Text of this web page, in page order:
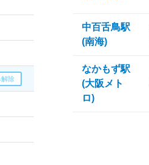
中百舌鳥駅
(南海)
なかもず駅
(大阪メト
ロ)